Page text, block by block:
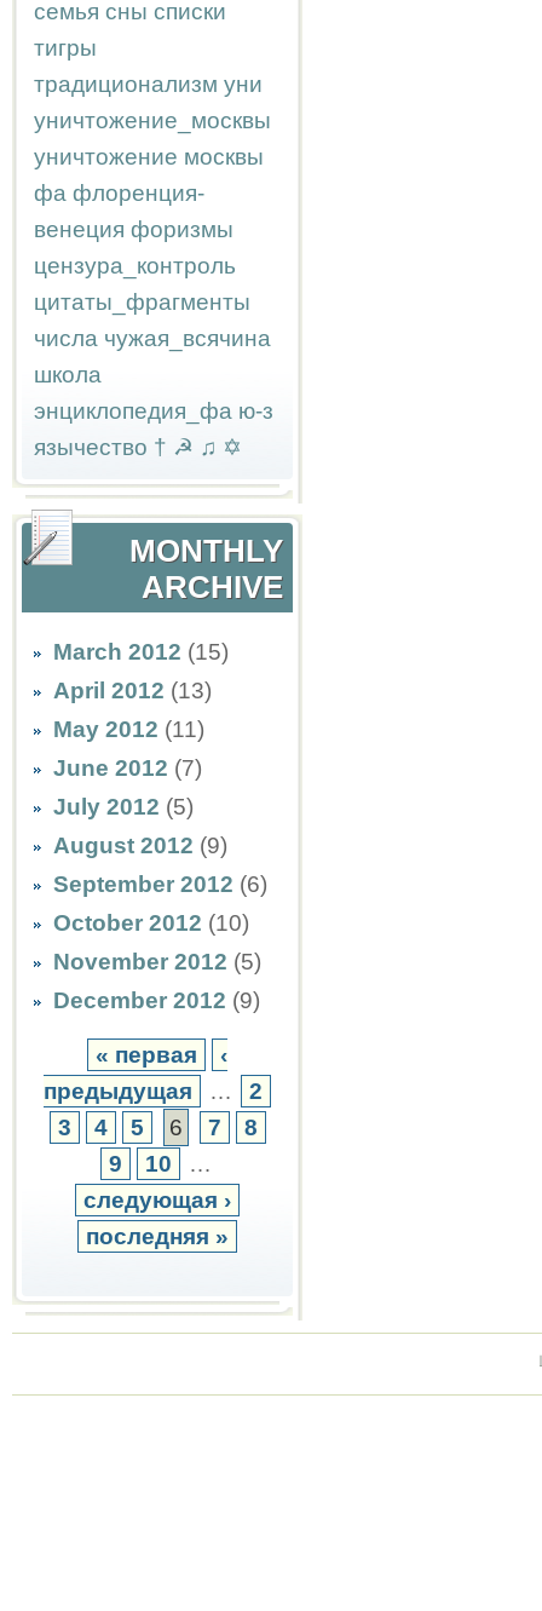
семья сны списки
тигры
традиционализм уни
уничтожение_москвы
уничтожение москвы
фа флоренция-
венеция форизмы
цензура_контроль
цитаты_фрагменты
числа чужая_всячина
школа
энциклопедия_фа ю-з
язычество † ☭ ♫ ✡
MONTHLY
ARCHIVE
March 2012 (15)
April 2012 (13)
May 2012 (11)
June 2012 (7)
July 2012 (5)
August 2012 (9)
September 2012 (6)
October 2012 (10)
November 2012 (5)
December 2012 (9)
« первая
‹
предыдущая
…
2
3
4 5 6 7
8
9
10
…
следующая ›
последняя »